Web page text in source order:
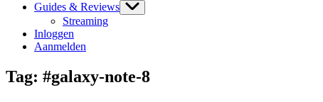
Guides & Reviews
Streaming
Inloggen
Aanmelden
Tag: #galaxy-note-8